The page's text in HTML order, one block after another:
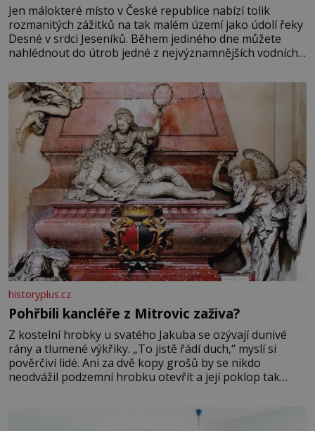
Jen málokteré místo v České republice nabízí tolik
rozmanitých zážitků na tak malém území jako údolí řeky
Desné v srdci Jeseníků. Během jediného dne můžete
nahlédnout do útrob jedné z nejvýznamnějších vodních
se na koloběžce a den zakončit poznáváním památek ve
Velkých Losinách nebo v termálním
historyplus.cz
Pohřbili kancléře z Mitrovic zaživa?
Z kostelní hrobky u svatého Jakuba se ozývají dunivé
rány a tlumené výkřiky. „To jistě řádí duch,“ myslí si
pověrčiví lidé. Ani za dvě kopy grošů by se nikdo
neodvážil podzemní hrobku otevřít a její poklop tak